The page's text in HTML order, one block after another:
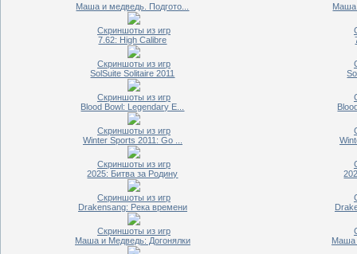
Маша и медведь. Подгото...
Скриншоты из игр
Маша
7.62: High Calibre
Скриншоты из игр
SolSuite Solitaire 2011
Скриншоты из игр
Blood Bowl: Legendary E...
Скриншоты из игр
Winter Sports 2011: Go ...
Скриншоты из игр
2025: Битва за Родину
Скриншоты из игр
Drakensang: Река времени
Скриншоты из игр
Маша и Медведь: Догонялки
Маша